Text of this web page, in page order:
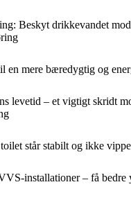
Beskyt drikkevandet
en mere bæredygtig og
levetid – et vigtigt skridt
står stabilt og ikke
installationer – få bedre